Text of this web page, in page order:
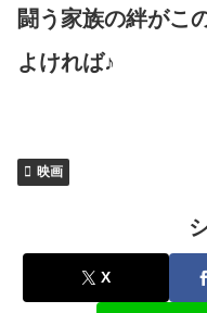
闘う家族の絆がこ
よければ♪
映画
X